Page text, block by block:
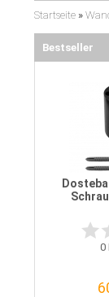
Startseite »
Bestseller
0